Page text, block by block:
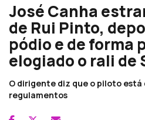
José Canha
de Rui Pinto,
pódio e de forma
elogiado o rali de
O dirigente diz que o piloto
regulamentos